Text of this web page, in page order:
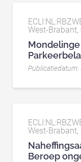
West-
West-
Beroep